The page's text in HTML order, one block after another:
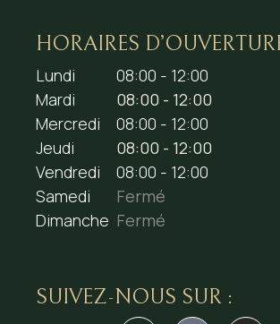
HORAIRES
Lundi
08:00 - 12:00
Mardi
08:00 - 12:00
Mercredi
08:00 - 12:00
Jeudi
08:00 - 12:00
Vendredi
08:00 - 12:00
Samedi
Fermé
Dimanche Fermé
SUIVEZ-NOUS SUR :